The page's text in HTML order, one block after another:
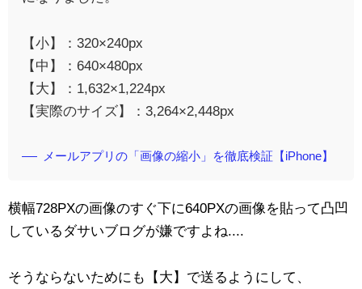
【小】：320×240px
【中】：640×480px
【大】：1,632×1,224px
【実際のサイズ】：3,264×2,448px
メールアプリの「画像の縮小」を徹底検証【iPhone】
横幅728PXの画像のすぐ下に640PXの画像を貼って凸凹
しているダサいブログが嫌ですよね....
そうならないためにも【大】で送るようにして、